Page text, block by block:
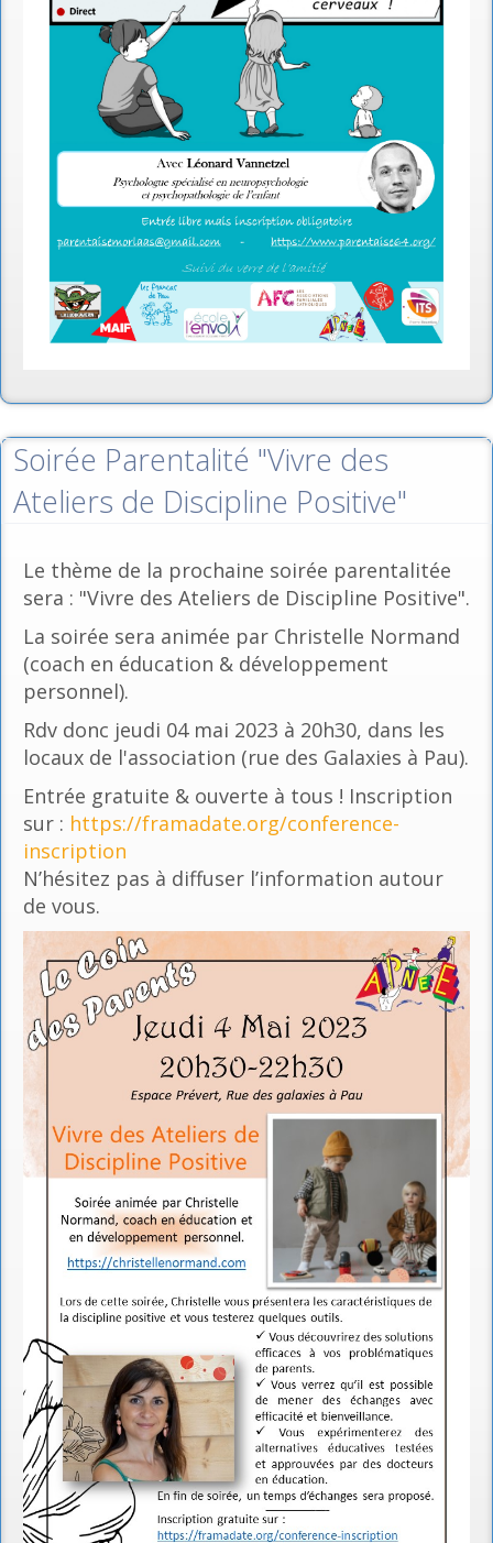
Soirée Parentalité "Vivre des
Ateliers de Discipline Positive"
Le thème de la prochaine soirée parentalitée
sera : "Vivre des Ateliers de Discipline Positive".
La soirée sera animée par Christelle Normand
(coach en éducation & développement
personnel).
Rdv donc jeudi 04 mai 2023 à 20h30, dans les
locaux de l'association (rue des Galaxies à Pau).
Entrée gratuite & ouverte à tous ! Inscription
sur : https://framadate.org/conference-
inscription
N’hésitez pas à diffuser l’information autour
de vous.